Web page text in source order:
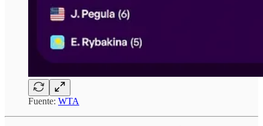
Fuente: WTA